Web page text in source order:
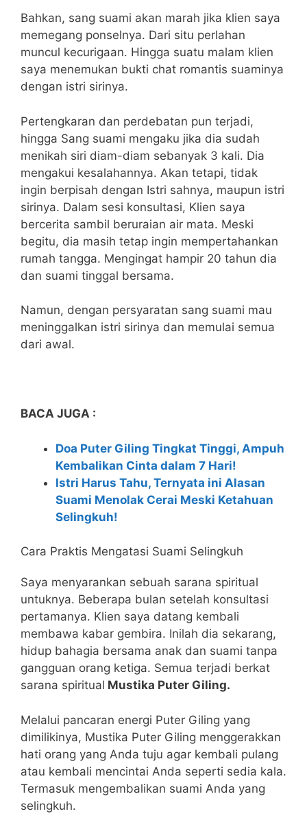
Bahkan, sang suami akan marah jika klien saya
memegang ponselnya. Dari situ perlahan
muncul kecurigaan. Hingga suatu malam klien
saya menemukan bukti chat romantis suaminya
dengan istri sirinya.
Pertengkaran dan perdebatan pun terjadi,
hingga Sang suami mengaku jika dia sudah
menikah siri diam-diam sebanyak 3 kali. Dia
mengakui kesalahannya. Akan tetapi, tidak
ingin berpisah dengan Istri sahnya, maupun istri
sirinya. Dalam sesi konsultasi, Klien saya
bercerita sambil beruraian air mata. Meski
begitu, dia masih tetap ingin mempertahankan
rumah tangga. Mengingat hampir 20 tahun dia
dan suami tinggal bersama.
Namun, dengan persyaratan sang suami mau
meninggalkan istri sirinya dan memulai semua
dari awal.
BACA JUGA :
Doa Puter Giling Tingkat Tinggi, Ampuh
Kembalikan Cinta dalam 7 Hari!
Istri Harus Tahu, Ternyata ini Alasan
Suami Menolak Cerai Meski Ketahuan
Selingkuh!
Cara Praktis Mengatasi Suami Selingkuh
Saya menyarankan sebuah sarana spiritual
untuknya. Beberapa bulan setelah konsultasi
pertamanya. Klien saya datang kembali
membawa kabar gembira. Inilah dia sekarang,
hidup bahagia bersama anak dan suami tanpa
gangguan orang ketiga. Semua terjadi berkat
sarana spiritual Mustika Puter Giling.
Melalui pancaran energi Puter Giling yang
dimilikinya, Mustika Puter Giling menggerakkan
hati orang yang Anda tuju agar kembali pulang
atau kembali mencintai Anda seperti sedia kala.
Termasuk mengembalikan suami Anda yang
selingkuh.